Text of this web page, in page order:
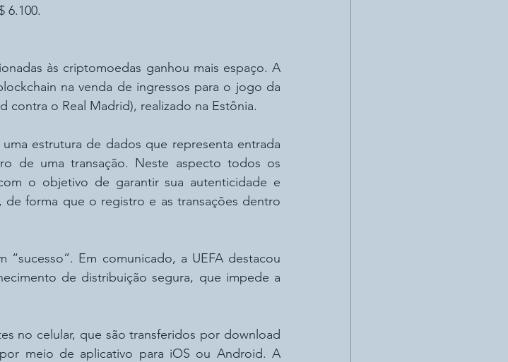
6.100.
às criptomoedas ganhou mais espaço. A
na venda de ingressos para o jogo da
o Real Madrid), realizado na Estônia.
estrutura de dados que representa entrada
de uma transação. Neste aspecto todos os
o objetivo de garantir sua autenticidade e
forma que o registro e as transações dentro
Em comunicado, a UEFA destacou
de distribuição segura, que impede a
no celular, que são transferidos por download
meio de aplicativo para iOS ou Android. A